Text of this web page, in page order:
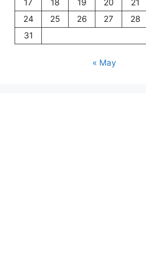
17 18 19 20 21
24
25 26 27 28
31
« May